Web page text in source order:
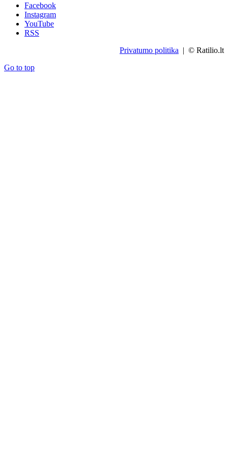
Facebook
Instagram
YouTube
RSS
Privatumo politika | © Ratilio.lt
Go to top